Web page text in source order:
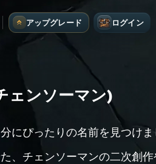
アップグレード ログイン
ェンソーマン)
にぴったりの名前を見つけま
、チェンソーマンの二次創